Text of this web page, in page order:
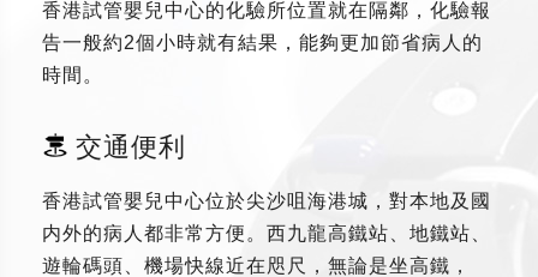
香港試管嬰兒中心的化驗所位置就在隔鄰，化驗報
告一般約2個小時就有結果，能夠更加節省病人的
時間。
交通便利
香港試管嬰兒中心位於尖沙咀海港城，對本地及國
内外的病人都非常方便。西九龍高鐵站、地鐵站、
遊輪碼頭、機場快線近在咫尺，無論是坐高鐵，